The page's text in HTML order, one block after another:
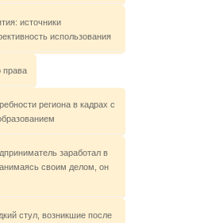
источники
использования
права
региона в кадрах с
заработал в
своим делом, он
стул, возникшие после